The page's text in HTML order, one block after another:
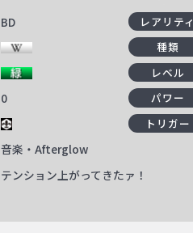
BD レアリティ
種類
レベル
0 パワー
トリガー
音楽・Afterglow
テンション上がってきたァ！